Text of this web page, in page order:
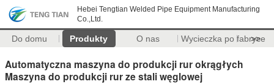
Hebei Tengtian Welded Pipe Equipment Manufacturing
Co.,Ltd.
Do domu Produkty O nas Wycieczka po fabryce
>>
Automatyczna maszyna do produkcji rur okrągłych
Maszyna do produkcji rur ze stali węglowej